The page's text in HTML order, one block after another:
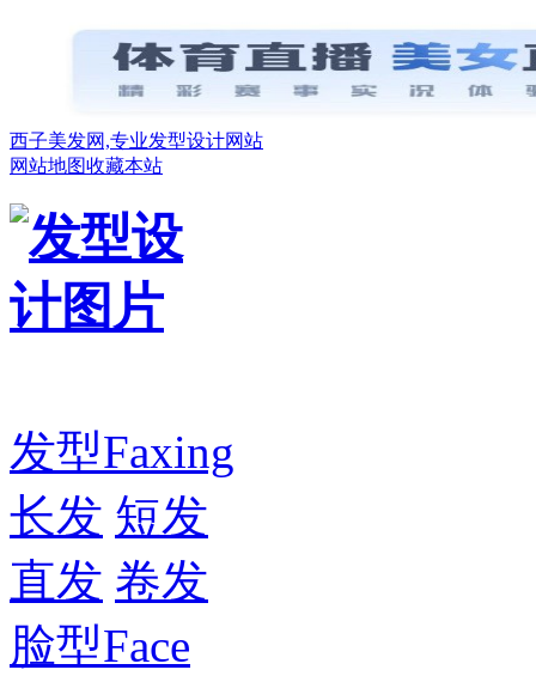
西子美发网,专业发型设计网站
网站地图收藏本站
发型Faxing
长发 短发
直发 卷发
脸型Face